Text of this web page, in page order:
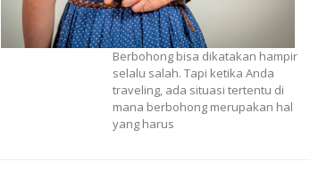
Berbohong bisa dikatakan hampir
selalu salah. Tapi ketika Anda
traveling, ada situasi tertentu di
mana berbohong merupakan hal
yang harus